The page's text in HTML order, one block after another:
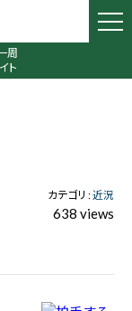
周
ト
カテゴリ :近況
638 views